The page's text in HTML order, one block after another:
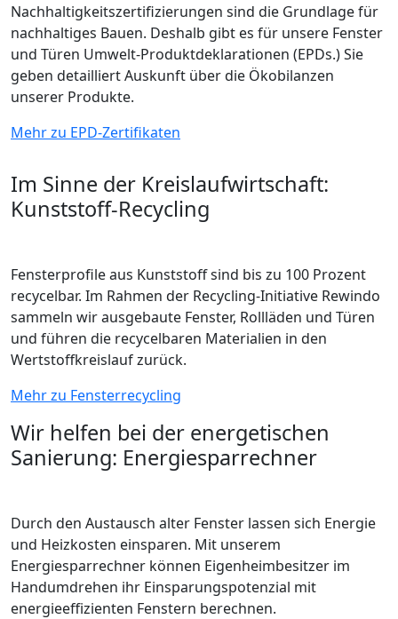
Nachhaltigkeitszertifizierungen sind die Grundlage für
nachhaltiges Bauen. Deshalb gibt es für unsere Fenster
und Türen Umwelt-Produktdeklarationen (EPDs.) Sie
geben detailliert Auskunft über die Ökobilanzen
unserer Produkte.
Mehr zu EPD-Zertifikaten
Im Sinne der Kreislaufwirtschaft:
Kunststoff-Recycling
Fensterprofile aus Kunststoff sind bis zu 100 Prozent
recycelbar. Im Rahmen der Recycling-Initiative Rewindo
sammeln wir ausgebaute Fenster, Rollläden und Türen
und führen die recycelbaren Materialien in den
Wertstoffkreislauf zurück.
Mehr zu Fensterrecycling
Wir helfen bei der energetischen
Sanierung: Energiesparrechner
Durch den Austausch alter Fenster lassen sich Energie
und Heizkosten einsparen. Mit unserem
Energiesparrechner können Eigenheimbesitzer im
Handumdrehen ihr Einsparungspotenzial mit
energieeffizienten Fenstern berechnen.